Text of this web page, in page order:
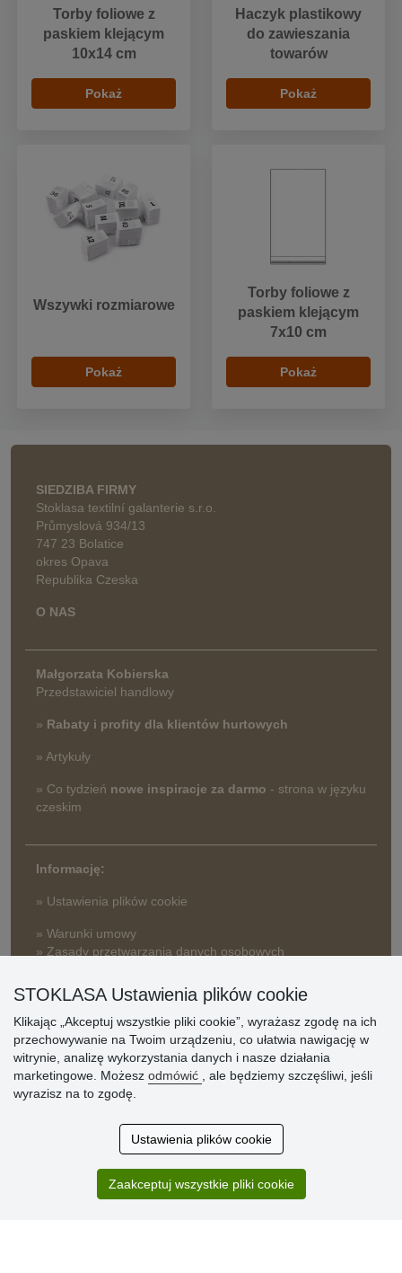
Torby foliowe z
paskiem klejącym
10x14 cm
Pokaż
Haczyk plastikowy
do zawieszania
towarów
Pokaż
Wszywki rozmiarowe
Pokaż
Torby foliowe z
paskiem klejącym
7x10 cm
Pokaż
SIEDZIBA FIRMY
Stoklasa textilní galanterie s.r.o.
Průmyslová 934/13
747 23 Bolatice
okres Opava
Republika Czeska
O NAS
Małgorzata Kobierska
Przedstawiciel handlowy
» Rabaty i profity dla klientów hurtowych
» Artykuły
» Co tydzień nowe inspiracje za darmo - strona w języku
czeskim
Informację:
» Ustawienia plików cookie
» Warunki umowy
» Zasady przetwarzania danych osobowych
» Reklamacje
» Dlaczego należy się zarejestrować?
» Najczęściej zadawane pytania
Zakup przebiegł sprawnie. Jestem
zadowolona. Polecam.
STOKLASA Ustawienia plików cookie
Klikając „Akceptuj wszystkie pliki cookie”, wyrażasz zgodę na ich
przechowywanie na Twoim urządzeniu, co ułatwia nawigację w
witrynie, analizę wykorzystania danych i nasze działania
marketingowe. Możesz odmówić
, ale będziemy szczęśliwi, jeśli
wyrazisz na to zgodę.
Ustawienia plików cookie
Zaakceptuj wszystkie pliki cookie